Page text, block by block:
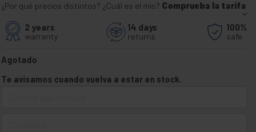
¿Por qué precios distintos? ¿Cuál es el mío? Comprueba la tarifa
2 years
warranty
14 days
returns
100%
safe
Agotado
Te avisamos cuando vuelva a estar en stock.